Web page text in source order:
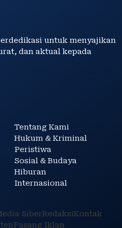
untuk menyajikan
dan aktual kepada
Tentang Kami
Hukum & Kriminal
Peristiwa
Sosial & Budaya
Hiburan
Internasional
SiberRedaksiKontak
Pasang Iklan